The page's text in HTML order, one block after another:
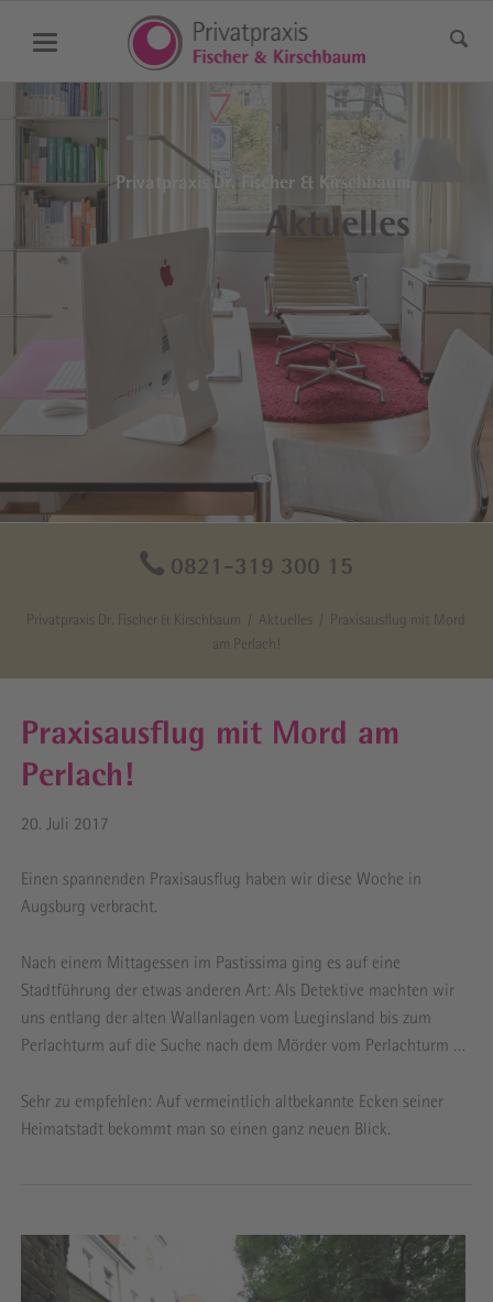
Privatpraxis Dr. Fischer & Kirschbaum
Aktuelles
0821-319 300 15
Privatpraxis Dr. Fischer & Kirschbaum Aktuelles
Praxisausflug mit Mord
am Perlach!
Praxisausflug mit Mord am
Perlach!
20. Juli 2017
Einen spannenden Praxisausflug haben wir diese Woche in
Augsburg verbracht.
Nach einem Mittagessen im Pastissima ging es auf eine
Stadtführung der etwas anderen Art: Als Detektive machten wir
uns entlang der alten Wallanlagen vom Lueginsland bis zum
Perlachturm auf die Suche nach dem Mörder vom Perlachturm …
Sehr zu empfehlen: Auf vermeintlich altbekannte Ecken seiner
Heimatstadt bekommt man so einen ganz neuen Blick.